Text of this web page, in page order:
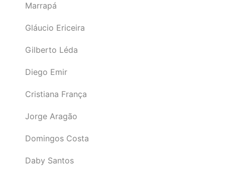
Marrapá
Gláucio Ericeira
Gilberto Léda
Diego Emir
Cristiana França
Jorge Aragão
Domingos Costa
Daby Santos